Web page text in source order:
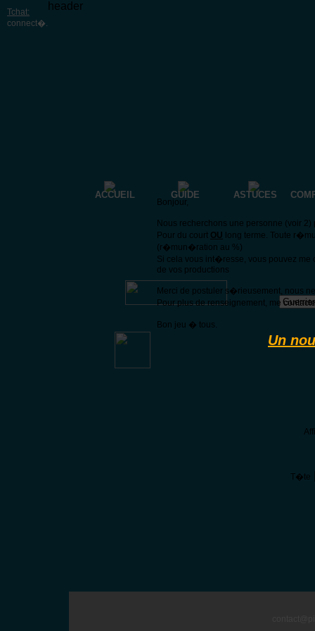
Tchat:
connect�.
header
ACCUEIL GUIDE ASTUCES
T�te
Bonjour,
Nous recherchons une personne (voir
Pour du court OU long terme. Toute
(r�mun�ration au %)
Si cela vous int�resse, vous pouvez
de vos productions
Merci de postuler s�rieusement, nous
Pour plus de renseignement, me
Bon jeu � tous.
Un